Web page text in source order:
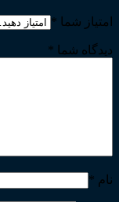
امتیاز شما *
دیدگاه شما *
نام *